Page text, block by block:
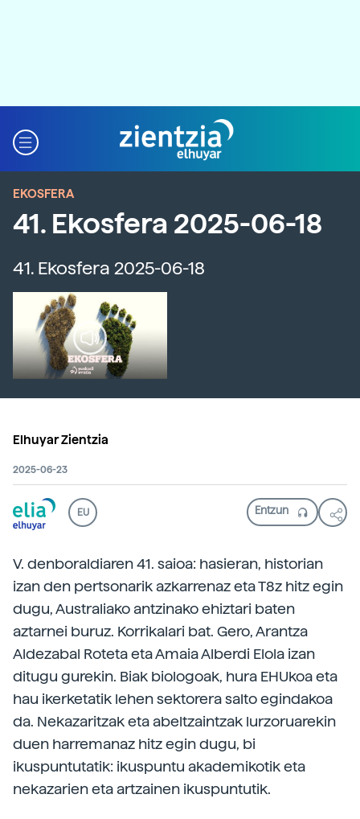
EKOSFERA
41. Ekosfera 2025-06-18
41. Ekosfera 2025-06-18
Elhuyar Zientzia
2025-06-23
EU
V. denboraldiaren 41. saioa: hasieran, historian
izan den pertsonarik azkarrenaz eta T8z hitz egin
dugu, Australiako antzinako ehiztari baten
aztarnei buruz. Korrikalari bat. Gero, Arantza
Aldezabal Roteta eta Amaia Alberdi Elola izan
ditugu gurekin. Biak biologoak, hura EHUkoa eta
hau ikerketatik lehen sektorera salto egindakoa
da. Nekazaritzak eta abeltzaintzak lurzoruarekin
duen harremanaz hitz egin dugu, bi
ikuspuntutatik: ikuspuntu akademikotik eta
nekazarien eta artzainen ikuspuntutik.